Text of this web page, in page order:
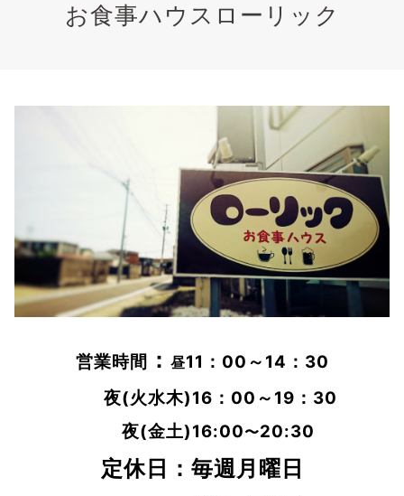
お食事ハウスローリック
営業時間 ： 昼11 ：00～14：30
夜(火水木)16：00～19 ：30
夜(金土)16:00〜20:30
定休日：毎週月曜日